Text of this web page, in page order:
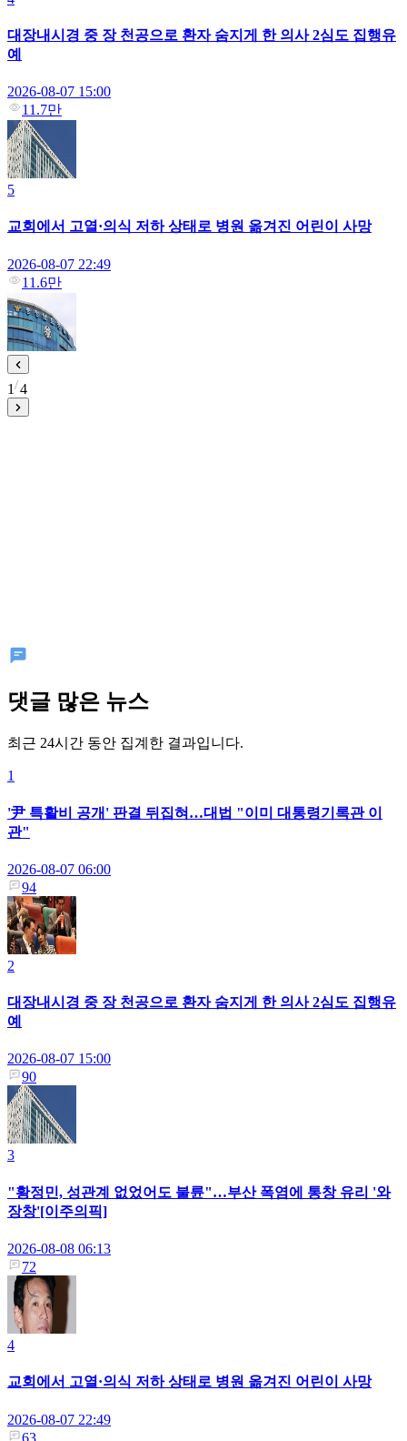
대장내시경 중 장 천공으로 환자 숨지게 한 의사 2심도 집행유
예
2026-08-07 15:00
11.7만
5
교회에서 고열·의식 저하 상태로 병원 옮겨진 어린이 사망
2026-08-07 22:49
11.6만
1 4
댓글 많은 뉴스
최근 24시간 동안 집계한 결과입니다.
1
'尹 특활비 공개' 판결 뒤집혀…대법 "이미 대통령기록관 이
관"
2026-08-07 06:00
94
2
대장내시경 중 장 천공으로 환자 숨지게 한 의사 2심도 집행유
예
2026-08-07 15:00
90
3
"황정민, 성관계 없었어도 불륜"…부산 폭염에 통창 유리 '와
장창'[이주의픽]
2026-08-08 06:13
72
4
교회에서 고열·의식 저하 상태로 병원 옮겨진 어린이 사망
2026-08-07 22:49
63